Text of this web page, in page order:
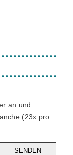
an und
(23x pro
SENDEN